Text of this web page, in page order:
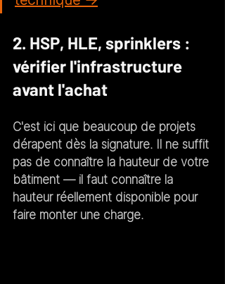
2. HSP, HLE, sprinklers :
vérifier l'infrastructure
avant l'achat
C'est ici que beaucoup de projets
dérapent dès la signature. Il ne suffit
pas de connaître la hauteur de votre
bâtiment — il faut connaître la
hauteur réellement disponible pour
faire monter une charge.